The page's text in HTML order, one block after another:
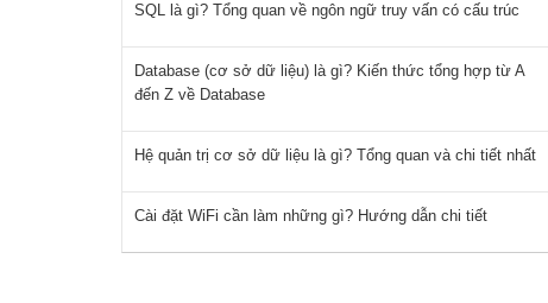
SQL là gì? Tổng quan về ngôn ngữ truy vấn có cấu trúc
Database (cơ sở dữ liệu) là gì? Kiến thức tổng hợp từ A
đến Z về Database
Hệ quản trị cơ sở dữ liệu là gì? Tổng quan và chi tiết nhất
Cài đặt WiFi cần làm những gì? Hướng dẫn chi tiết